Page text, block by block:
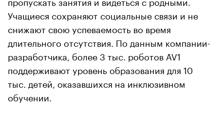
Учащиеся сохраняют социальные связи и не
снижают свою успеваемость во время
длительного отсутствия. По данным компании-
разработчика, более 3 тыс. роботов AV1
поддерживают уровень образования для 10
тыс. детей, оказавшихся на инклюзивном
обучении.